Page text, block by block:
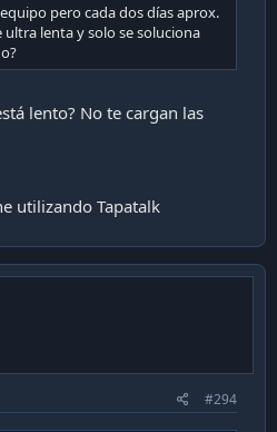
pero cada dos días aprox.
ultra lenta y solo se soluciona
lento? No te cargan las
utilizando Tapatalk
#294